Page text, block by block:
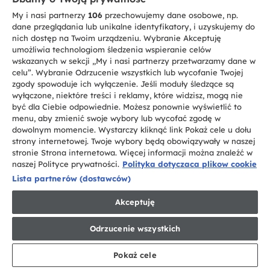
Pralko-suszarki - HWDQ90B416FWB-S -
31801012
1 710 złzaoszczędzonej energii
Złoto za oszczędność energii
To
działanie
otworzy
narzędzie
do
oszczędzania
energii
Youreko.
Do zabudowy, 9 / 5 Kg, 1600 RPM, Silnik Inverter BPM,
Combined cycle energy class D
GDZIE KUPIĆ
My i nasi partnerzy 106 przechowujemy dane osobowe, np.
dane przeglądania lub unikalne identyfikatory, i uzyskujemy do
nich dostęp na Twoim urządzeniu. Wybranie Akceptuję
umożliwia technologiom śledzenia wspieranie celów
wskazanych w sekcji „My i nasi partnerzy przetwarzamy dane w
celu”. Wybranie Odrzucenie wszystkich lub wycofanie Twojej
zgody spowoduje ich wyłączenie. Jeśli moduły śledzące są
wyłączone, niektóre treści i reklamy, które widzisz, mogą nie
być dla Ciebie odpowiednie. Możesz ponownie wyświetlić to
menu, aby zmienić swoje wybory lub wycofać zgodę w
dowolnym momencie. Wystarczy kliknąć link Pokaż cele u dołu
strony internetowej. Twoje wybory będą obowiązywały w naszej
stronie Strona internetowa. Więcej informacji można znaleźć w
naszej Polityce prywatności. Polityka dotyczaca plikow cookie
Lista partnerów (dostawców)
Akceptuję
Odrzucenie wszystkich
Pokaż cele